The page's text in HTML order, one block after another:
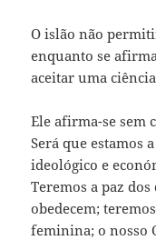
O islão não
enquanto se
aceitar uma
Ele afirma-se sem
Será que estamos
ideológico e
Teremos a paz
obedecem;
feminina; o nosso